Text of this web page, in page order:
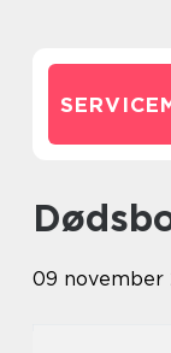
09 november